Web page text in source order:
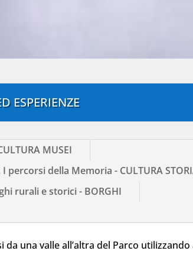
ESPERIENZE
MUSEI
I percorsi della Memoria - CULTURA
rurali e storici - BORGHI
una valle all’altra del Parco